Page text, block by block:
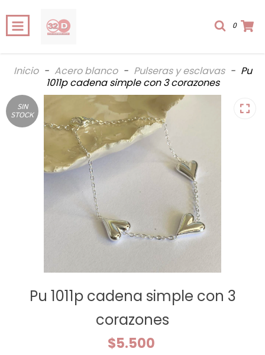
0
Inicio - Acero blanco - Pulseras y esclavas - Pu
1011p cadena simple con 3 corazones
SIN
STOCK
Pu 1011p cadena simple con 3
corazones
$5.500